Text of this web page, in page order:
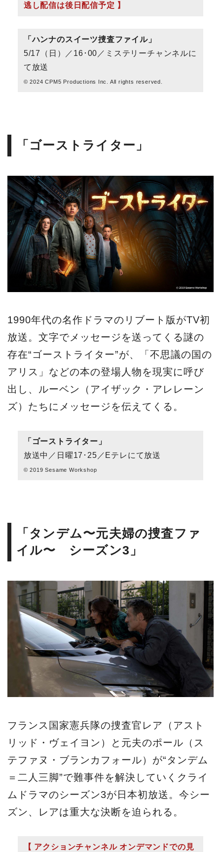
逃し配信は後日配信予定 】
「ハンナのスイーツ捜査ファイル」
5/17（日）／16･00／ミステリーチャンネルに
て放送
© 2024 CPM5 Productions Inc. All rights reserved.
「ゴーストライター」
1990年代の名作ドラマのリブート版がTV初
放送。文字でメッセージを送ってくる謎の
存在“ゴーストライター”が、「不思議の国の
アリス」などの本の登場人物を現実に呼び
出し、ルーベン（アイザック・アレレーン
ズ）たちにメッセージを伝えてくる。
「ゴーストライター」
放送中／日曜17･25／Eテレにて放送
© 2019 Sesame Workshop
「タンデム〜元夫婦の捜査ファ
イル〜 シーズン3」
フランス国家憲兵隊の捜査官レア（アスト
リッド・ヴェイヨン）と元夫のポール（ス
テファヌ・ブランカフォール）が“タンデム
＝二人三脚”で難事件を解決していくクライ
ムドラマのシーズン3が日本初放送。今シー
ズン、レアは重大な決断を迫られる。
【 アクションチャンネル オンデマンドでの見